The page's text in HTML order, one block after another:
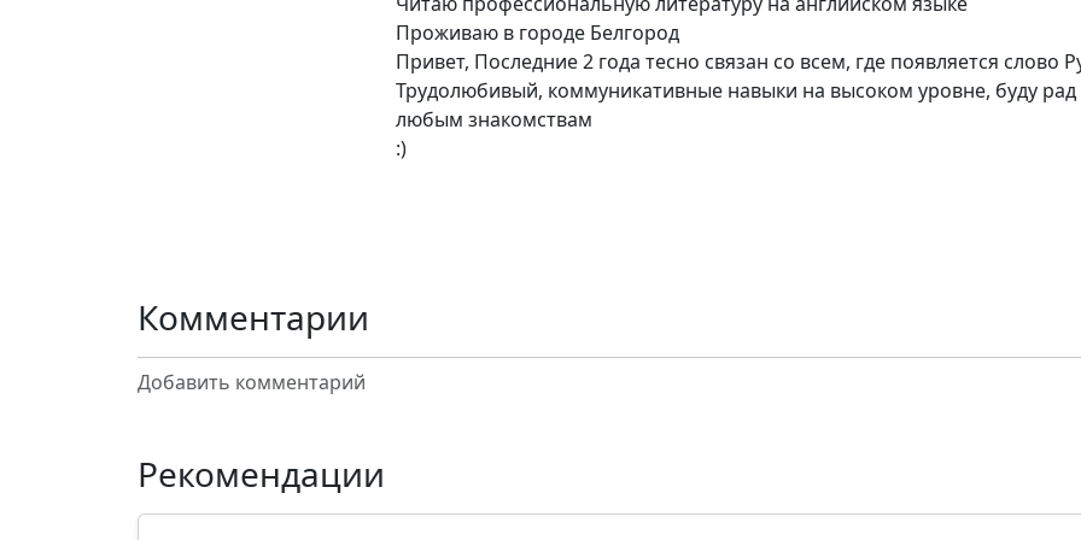
Проживаю в городе Белгород
Привет, Последние 2 года тесно связан со всем, где появляется слово
Трудолюбивый, коммуникативные навыки на высоком уровне, буду рад
любым знакомствам
:)
Комментарии
Добавить комментарий
Рекомендации